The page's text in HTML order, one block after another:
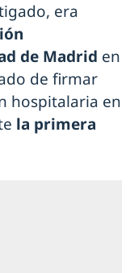
era
de Madrid en
de firmar
hospitalaria en
la primera